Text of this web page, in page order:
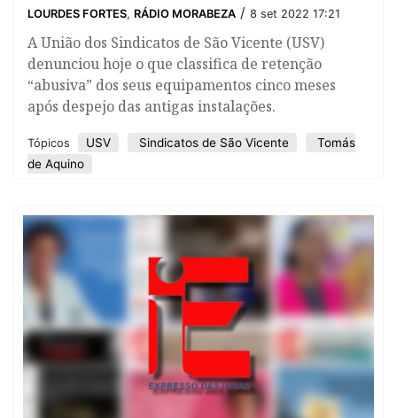
LOURDES FORTES, RÁDIO MORABEZA / 8 set 2022 17:21
A União dos Sindicatos de São Vicente (USV)
denunciou hoje o que classifica de retenção
“abusiva” dos seus equipamentos cinco meses
após despejo das antigas instalações.
Tópicos USV Sindicatos de São Vicente
Tomás
de Aquino